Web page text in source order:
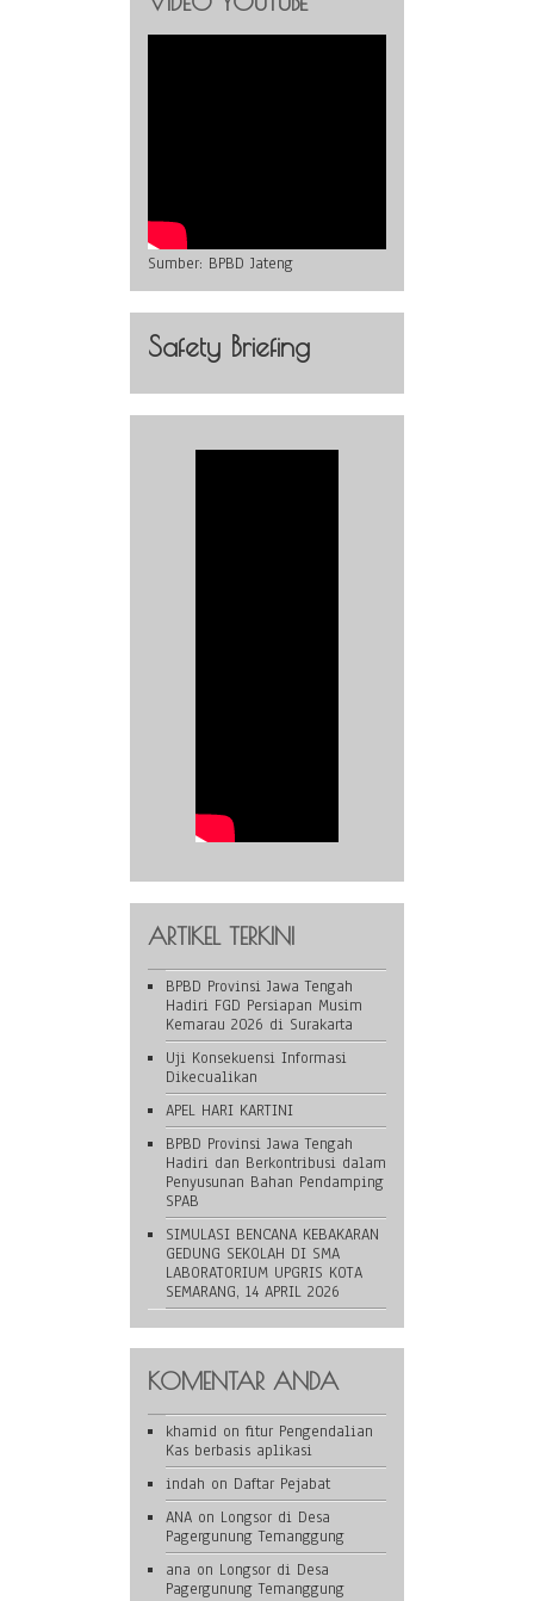
Sumber: BPBD Jateng
Safety Briefing
ARTIKEL TERKINI
BPBD Provinsi Jawa Tengah
Hadiri FGD Persiapan Musim
Kemarau 2026 di Surakarta
Uji Konsekuensi Informasi
Dikecualikan
APEL HARI KARTINI
BPBD Provinsi Jawa Tengah
Hadiri dan Berkontribusi dalam
Penyusunan Bahan Pendamping
SPAB
SIMULASI BENCANA KEBAKARAN
GEDUNG SEKOLAH DI SMA
LABORATORIUM UPGRIS KOTA
SEMARANG, 14 APRIL 2026
KOMENTAR ANDA
khamid on fitur Pengendalian
Kas berbasis aplikasi
indah on Daftar Pejabat
ANA on Longsor di Desa
Pagergunung Temanggung
ana on Longsor di Desa
Pagergunung Temanggung